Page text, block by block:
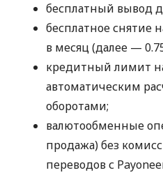
бесплатный вывод
бесплатное снятие
в месяц (далее —
кредитный лимит
автоматическим
оборотами;
валютообменные
продажа) без
переводов с